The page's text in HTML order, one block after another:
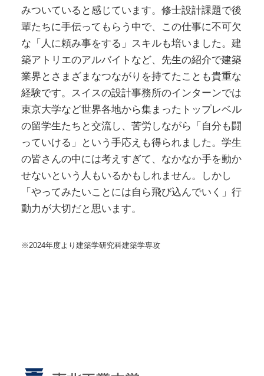
みついていると感じています。修士設計課題で後
輩たちに手伝ってもらう中で、この仕事に不可欠
な「人に頼み事をする」スキルも培いました。建
築アトリエのアルバイトなど、先生の紹介で建築
業界とさまざまなつながりを持てたことも貴重な
経験です。スイスの設計事務所のインターンでは
東京大学など世界各地から集まったトップレベル
の留学生たちと交流し、苦労しながら「自分も闘
っていける」という手応えも得られました。学生
の皆さんの中には考えすぎて、なかなか手を動か
せないという人もいるかもしれません。しかし
「やってみたいことには自ら飛び込んでいく」行
動力が大切だと思います。
※2024年度より建築学研究科建築学専攻